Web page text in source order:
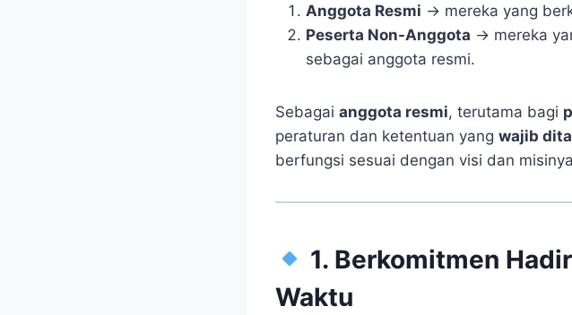
Anggota Resmi → mereka yang
Peserta Non-Anggota → mereka
sebagai anggota resmi.
Sebagai anggota resmi, terutama bagi
peraturan dan ketentuan yang wajib
berfungsi sesuai dengan visi dan
1. Berkomitmen
Waktu